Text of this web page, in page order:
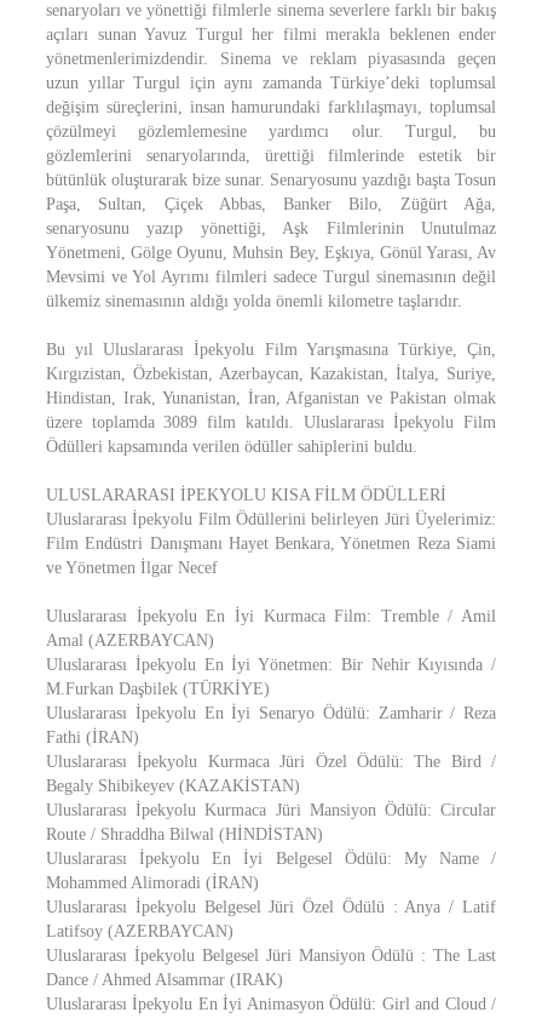
senaryoları ve yönettiği filmlerle sinema severlere farklı bir bakış
açıları sunan Yavuz Turgul her filmi merakla beklenen ender
yönetmenlerimizdendir. Sinema ve reklam piyasasında geçen
uzun yıllar Turgul için aynı zamanda Türkiye’deki toplumsal
değişim süreçlerini, insan hamurundaki farklılaşmayı, toplumsal
çözülmeyi gözlemlemesine yardımcı olur. Turgul, bu
gözlemlerini senaryolarında, ürettiği filmlerinde estetik bir
bütünlük oluşturarak bize sunar. Senaryosunu yazdığı başta Tosun
Paşa, Sultan, Çiçek Abbas, Banker Bilo, Züğürt Ağa,
senaryosunu yazıp yönettiği, Aşk Filmlerinin Unutulmaz
Yönetmeni, Gölge Oyunu, Muhsin Bey, Eşkıya, Gönül Yarası, Av
Mevsimi ve Yol Ayrımı filmleri sadece Turgul sinemasının değil
ülkemiz sinemasının aldığı yolda önemli kilometre taşlarıdır.
Bu yıl Uluslararası İpekyolu Film Yarışmasına Türkiye, Çin,
Kırgızistan, Özbekistan, Azerbaycan, Kazakistan, İtalya, Suriye,
Hindistan, Irak, Yunanistan, İran, Afganistan ve Pakistan olmak
üzere toplamda 3089 film katıldı. Uluslararası İpekyolu Film
Ödülleri kapsamında verilen ödüller sahiplerini buldu.
ULUSLARARASI İPEKYOLU KISA FİLM ÖDÜLLERİ
Uluslararası İpekyolu Film Ödüllerini belirleyen Jüri Üyelerimiz:
Film Endüstri Danışmanı Hayet Benkara, Yönetmen Reza Siami
ve Yönetmen İlgar Necef
Uluslararası İpekyolu En İyi Kurmaca Film: Tremble / Amil
Amal (AZERBAYCAN)
Uluslararası İpekyolu En İyi Yönetmen: Bir Nehir Kıyısında /
M.Furkan Daşbilek (TÜRKİYE)
Uluslararası İpekyolu En İyi Senaryo Ödülü: Zamharir / Reza
Fathi (İRAN)
Uluslararası İpekyolu Kurmaca Jüri Özel Ödülü: The Bird /
Begaly Shibikeyev (KAZAKİSTAN)
Uluslararası İpekyolu Kurmaca Jüri Mansiyon Ödülü: Circular
Route / Shraddha Bilwal (HİNDİSTAN)
Uluslararası İpekyolu En İyi Belgesel Ödülü: My Name /
Mohammed Alimoradi (İRAN)
Uluslararası İpekyolu Belgesel Jüri Özel Ödülü : Anya / Latif
Latifsoy (AZERBAYCAN)
Uluslararası İpekyolu Belgesel Jüri Mansiyon Ödülü : The Last
Dance / Ahmed Alsammar (IRAK)
Uluslararası İpekyolu En İyi Animasyon Ödülü: Girl and Cloud /